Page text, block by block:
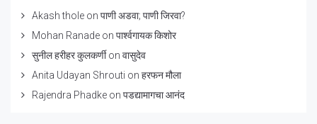
Akash thole on पाणी अडवा; पाणी जिरवा?
Mohan Ranade on पार्श्वगायक किशोर
सुनील हरीहर कुलकर्णीon वासुदेव
Anita Udayan Shrouti on हरफन मौला
Rajendra Phadke on पडद्यामागचा आनंद